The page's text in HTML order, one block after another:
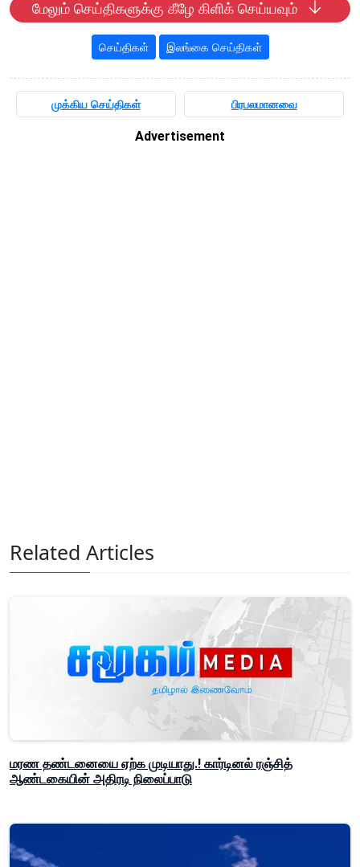
மேலும் செய்திகளுக்கு கீழே கிளிக் செய்யவும்
செய்திகள் இலங்கை செய்திகள்
முக்கிய செய்திகள் பிரபலமானவை
Advertisement
Related Articles
மரண தண்டனையை ஏற்க முடியாது.! கார்டினல் ரஞ்சித்
ஆண்டகையின் அதிரடி நிலைப்பாடு